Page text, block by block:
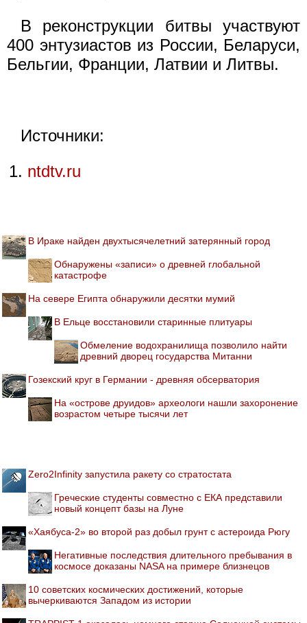
В реконструкции битвы участвуют
400 энтузиастов из России, Беларуси,
Бельгии, Франции, Латвии и Литвы.
Источники:
ntdtv.ru
В Ираке найден двухтысячелетний затерянный город
Обнаружены «записи» о древней глобальной
катастрофе
На севере Египта обнаружили десятки мумий
В Ельце восстановили старинные плитуары
Обмеление водохранилища позволило найти
древний дворец государства Митанни
Гозекский круг в Германии - древняя обсерватория
На «острове друидов» археологи нашли захоронение
возрастом четыре тысячи лет
Zero2Infinity запустила ракету со стратостата
Греческие студенты совместно с ЕКА представили
новый концепт базы на Луне
«Хаябуса-2» во второй раз добыл грунт с астероида Рюгу
Негативные последствия длительного пребывания в
космосе доказаны NASA на примере близнецов
10 советских космических достижений, которые
вычеркиваются Западом из истории